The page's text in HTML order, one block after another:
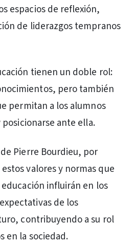
espacios de reflexión,
de liderazgos tempranos
tienen un doble rol:
pero también
permitan a los alumnos
ante ella.
Pierre Bourdieu, por
valores y normas que
influirán en los
de los
contribuyendo a su rol
en la sociedad.